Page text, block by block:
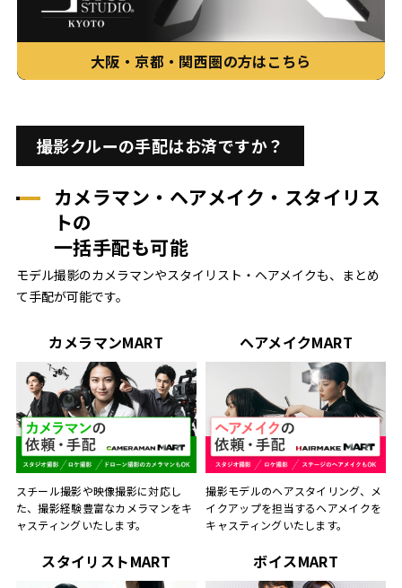
大阪・京都・関西圏の方はこちら
撮影クルーの手配はお済ですか？
カメラマン・ヘアメイク・スタイリス
トの
一括手配も可能
モデル撮影のカメラマンやスタイリスト・ヘアメイクも、まとめ
て手配が可能です。
カメラマンMART
スチール撮影や映像撮影に対応し
た、撮影経験豊富なカメラマンをキ
ャスティングいたします。
ヘアメイクMART
撮影モデルのヘアスタイリング、メ
イクアップを担当するヘアメイクを
キャスティングいたします。
スタイリストMART ボイスMART